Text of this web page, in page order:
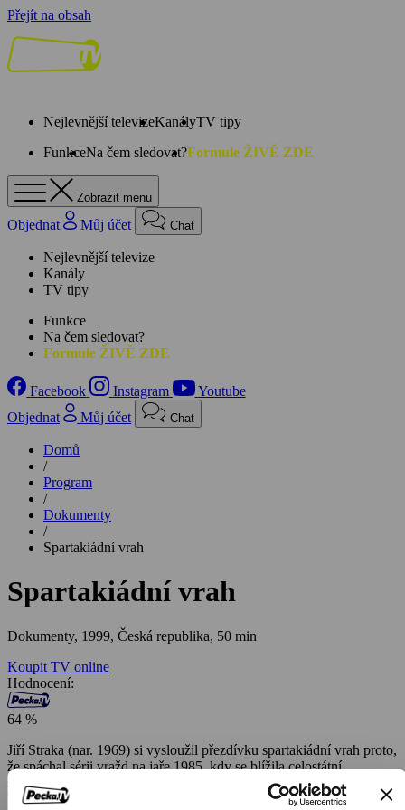
Přejít na obsah
Nejlevnější televizeKanályTV tipy
FunkceNa čem sledovat?Formule ŽIVĚ ZDE
Zobrazit menu
Objednat Můj účet Chat
Nejlevnější televize
Kanály
TV tipy
Funkce
Na čem sledovat?
Formule ŽIVĚ ZDE
Facebook Instagram
Youtube
Objednat
Můj účet Chat
Domů
/
Program
/
Dokumenty
/
Spartakiádní vrah
Spartakiádní vrah
Dokumenty, 1999, Česká republika, 50 min
Koupit TV online
Hodnocení:
64 %
Jiří Straka (nar. 1969) si vysloužil přezdívku spartakiádní vrah proto,
že spáchal sérii vražd na jaře 1985, kdy se blížila celostátní
spartakiáda. Výsledky několikatýdenního pátrání byly skličující.
Všechno, co se o vrahovi vědělo, bylo, že útočí s neúhybnou